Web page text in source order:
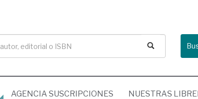
AGENCIA SUSCRIPCIONES NUESTRAS